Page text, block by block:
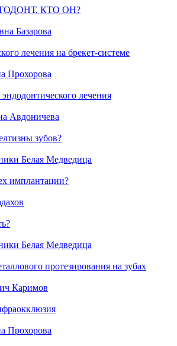
КТО ОН?
Базарова
лечения на брекет-системе
Прохорова
лечения
Авдоничева
зубов?
Белая Медведица
имплантации?
Белая Медведица
протезирования на зубах
Каримов
Прохорова